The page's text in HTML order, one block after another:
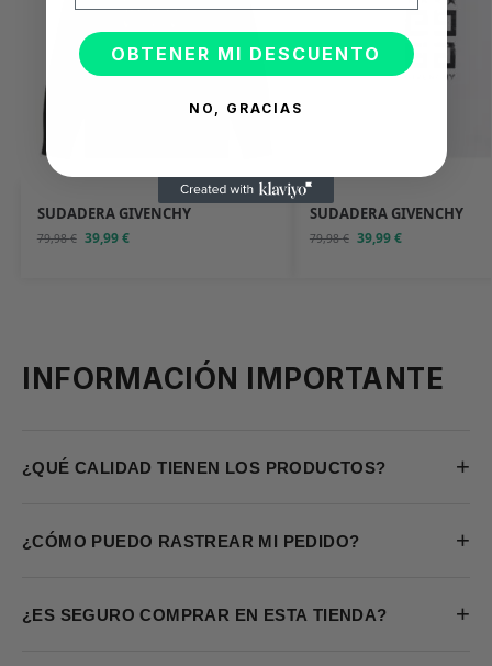
SUDADERA GIVENCHY
79,98€ 39,99€
SUDADERA GIVENCHY
79,98€ 39,99€
INFORMACIÓN IMPORTANTE
¿QUÉ CALIDAD TIENEN LOS PRODUCTOS? +
¿CÓMO PUEDO RASTREAR MI PEDIDO? +
¿ES SEGURO COMPRAR EN ESTA TIENDA? +
OBTENER MI DESCUENTO
NO, GRACIAS